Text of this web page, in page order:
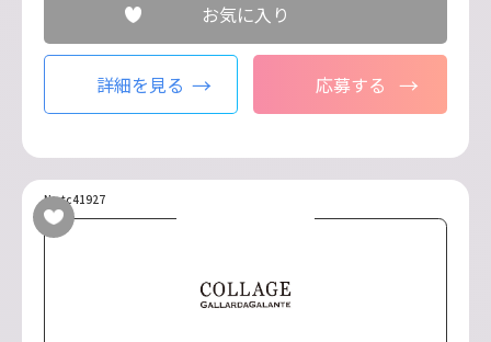
お気に入り
詳細を見る 応募する
No.tc41927